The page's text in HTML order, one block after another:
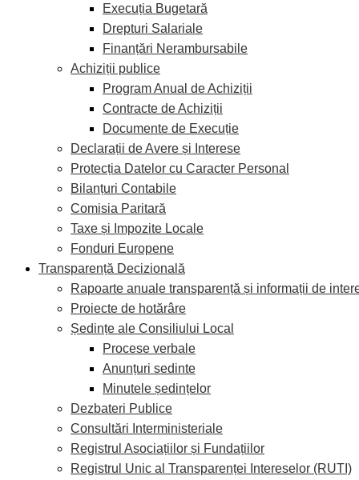
Execuția Bugetară
Drepturi Salariale
Finanțări Nerambursabile
Achiziții publice
Program Anual de Achiziții
Contracte de Achiziții
Documente de Execuție
Declarații de Avere și Interese
Protecția Datelor cu Caracter Personal
Bilanțuri Contabile
Comisia Paritară
Taxe și Impozite Locale
Fonduri Europene
Transparență Decizională
Rapoarte anuale transparență și informații de
Proiecte de hotărâre
Ședințe ale Consiliului Local
Procese verbale
Anunțuri sedinte
Minutele ședințelor
Dezbateri Publice
Consultări Interministeriale
Registrul Asociațiilor și Fundațiilor
Registrul Unic al Transparenței Intereselor (RUTI)